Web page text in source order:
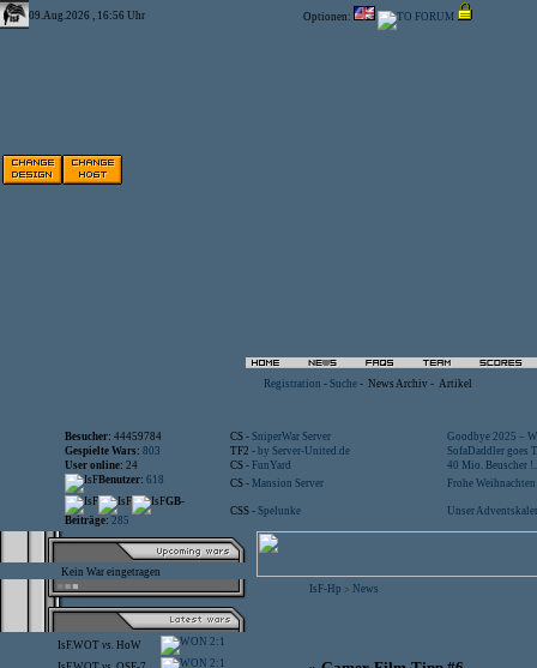
09.Aug.2026 , 16:56 Uhr Optionen:
Registration - Suche - News Archiv - Artikel
Besucher: 44459784 CS - SniperWar Server
Goodbye 2025 –
Gespielte Wars: 803 TF2 - by Server-United.de
SofaDaddler goes
User online: 24 CS - FunYard
40 Mio. Beuscher
Benutzer: 618 CS - Mansion Server
Frohe
GB-
Beiträge: 285
CSS - Spelunke Unser
Kein War eingetragen
IsF.WOT vs. HoW 2:1
2:1
IsF-Hp > News